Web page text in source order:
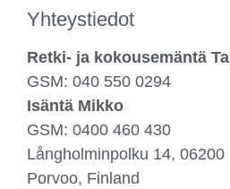
Yhteystiedot
Retki- ja kokousemäntä
GSM: 040 550 0294
Isäntä Mikko
GSM: 0400 460 430
Långholminpolku 14, 06200
Porvoo, Finland